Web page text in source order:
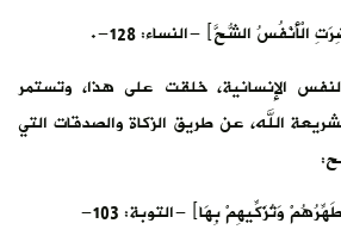
الْأَنْفُسُ الشُّحَّ﴾ -النساء: 128-.
الإنسانية، خلقت على هذا، وتستمر
الله، عن طريق الزكاة والصدقات التي
وَتُزَكِّيهِمْ بِهَا﴾ -التوبة: 103-